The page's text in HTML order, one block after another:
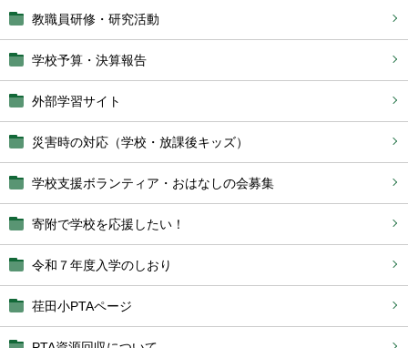
教職員研修・研究活動
学校予算・決算報告
外部学習サイト
災害時の対応（学校・放課後キッズ）
学校支援ボランティア・おはなしの会募集
寄附で学校を応援したい！
令和７年度入学のしおり
荏田小PTAページ